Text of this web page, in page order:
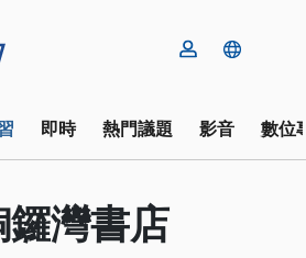
即時 熱門議題 影音 數位
鑼灣書店